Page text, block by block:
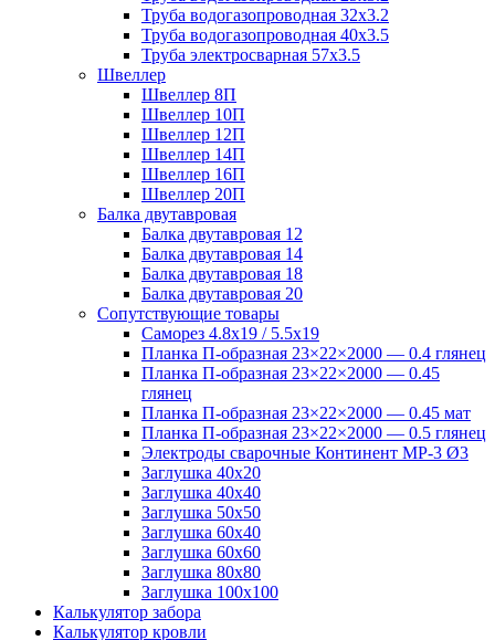
Труба водогазопроводная 32х3.2
Труба водогазопроводная 40х3.5
Труба электросварная 57х3.5
Швеллер
Швеллер 8П
Швеллер 10П
Швеллер 12П
Швеллер 14П
Швеллер 16П
Швеллер 20П
Балка двутавровая
Балка двутавровая 12
Балка двутавровая 14
Балка двутавровая 18
Балка двутавровая 20
Сопутствующие товары
Саморез 4.8х19 / 5.5х19
Планка П-образная 23×22×2000 — 0.4 глянец
Планка П-образная 23×22×2000 — 0.45
глянец
Планка П-образная 23×22×2000 — 0.45 мат
Планка П-образная 23×22×2000 — 0.5 глянец
Электроды сварочные Континент МР-3 Ø3
Заглушка 40х20
Заглушка 40х40
Заглушка 50х50
Заглушка 60х40
Заглушка 60х60
Заглушка 80х80
Заглушка 100х100
Калькулятор забора
Калькулятор кровли